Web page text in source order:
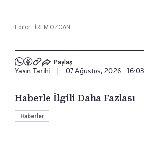
Editör : İREM ÖZCAN
Paylaş
Yayın Tarihi 07 Ağustos, 2026 - 16:03
Haberle İlgili Daha Fazlası
Haberler